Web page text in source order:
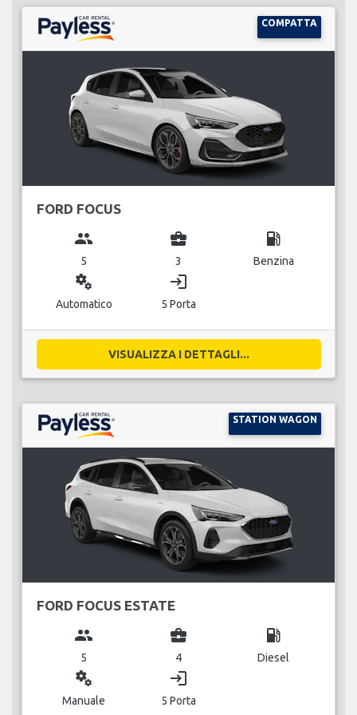
COMPATTA
FORD FOCUS
group
5
business_center
3
local_gas_station
Benzina
miscellaneous_services
Automatico
login
5 Porta
VISUALIZZA I DETTAGLI...
STATION WAGON
FORD FOCUS ESTATE
group
5
business_center
4
local_gas_station
Diesel
miscellaneous_services
Manuale
login
5 Porta